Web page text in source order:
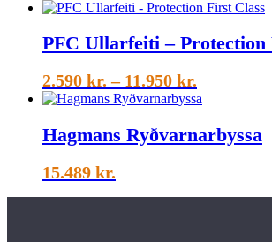
PFC Ullarfeiti – Protection
2.590 kr. – 11.950 kr.
range:
through
Hagmans Ryðvarnarbyssa
15.489 kr.